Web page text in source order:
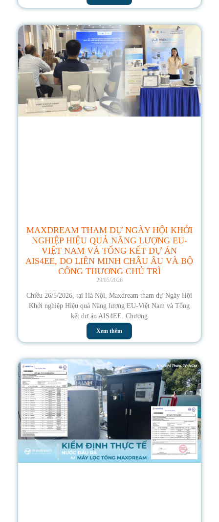
MAXDREAM THAM DỰ NGÀY HỘI KHỞI
NGHIỆP HIỆU QUẢ NĂNG LƯỢNG EU-
VIỆT NAM VÀ TỔNG KẾT DỰ ÁN
AIS4EE, DO LIÊN MINH CHÂU ÂU VÀ BỘ
CÔNG THƯƠNG CHỦ TRÌ
29/05/2026
Chiều 26/5/2026, tại Hà Nội, Maxdream tham dự Ngày Hội
Khởi nghiệp Hiệu quả Năng lượng EU-Việt Nam và Tổng
kết dự án AIS4EE. Chương
Xem thêm